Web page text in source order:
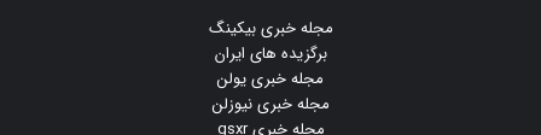
مجله خبری بیکینگ
برگزیده های ایران
مجله خبری یولن
مجله خبری نیوزلن
مجله خبری gsxr